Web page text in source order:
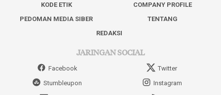
KODE ETIK
COMPANY PROFILE
PEDOMAN MEDIA SIBER
TENTANG
REDAKSI
JARINGAN SOCIAL
Facebook
Twitter
Stumbleupon
Instagram